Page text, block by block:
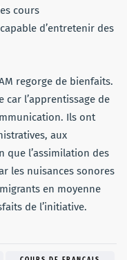
cours
d’entretenir des
regorge de bienfaits.
car l’apprentissage de
Ils ont
aux
que l’assimilation des
les nuisances sonores
en moyenne
de l’initiative.